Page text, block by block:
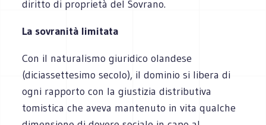
diritto di proprietà del Sovrano.
La sovranità limitata
Con il naturalismo giuridico olandese
(diciassettesimo secolo), il dominio si libera di
ogni rapporto con la giustizia distributiva
tomistica che aveva mantenuto in vita qualche